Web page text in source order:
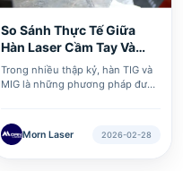
So Sánh Thực Tế Giữa
Hàn Laser Cầm Tay Và
Hàn TIG/MI···
​Trong nhiều thập kỷ, hàn TIG và
MIG là những phương pháp được
nhiên, trong những năm gần đây,
một công nghệ mới đã xuất hiện:
Morn Laser 2026-02-28